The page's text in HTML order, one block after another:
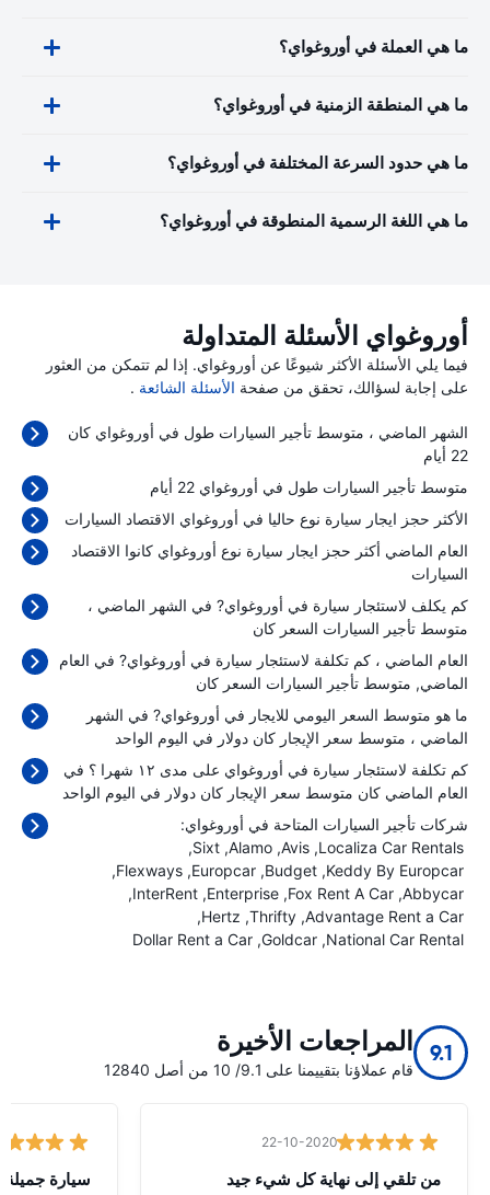
ما هي العملة في أوروغواي؟
ما هي المنطقة الزمنية في أوروغواي؟
ما هي حدود السرعة المختلفة في أوروغواي؟
ما هي اللغة الرسمية المنطوقة في أوروغواي؟
أوروغواي الأسئلة المتداولة
فيما يلي الأسئلة الأكثر شيوعًا عن أوروغواي. إذا لم تتمكن من العثور
على إجابة لسؤالك، تحقق من صفحة الأسئلة الشائعة .
الشهر الماضي ، متوسط تأجير السيارات طول في أوروغواي كان
22 أيام
متوسط تأجير السيارات طول في أوروغواي 22 أيام
الأكثر حجز ايجار سيارة نوع حاليا في أوروغواي الاقتصاد السيارات
العام الماضي أكثر حجز ايجار سيارة نوع أوروغواي كانوا الاقتصاد
السيارات
كم يكلف لاستئجار سيارة في أوروغواي? في الشهر الماضي ،
متوسط تأجير السيارات السعر كان
العام الماضي ، كم تكلفة لاستئجار سيارة في أوروغواي? في العام
الماضي, متوسط تأجير السيارات السعر كان
ما هو متوسط السعر اليومي للايجار في أوروغواي? في الشهر
الماضي ، متوسط سعر الإيجار كان دولار في اليوم الواحد
كم تكلفة لاستئجار سيارة في أوروغواي على مدى ١٢ شهرا ؟ في
العام الماضي كان متوسط سعر الإيجار كان دولار في اليوم الواحد
شركات تأجير السيارات المتاحة في أوروغواي:
Localiza Car Rentals
Avis
Alamo
Sixt
Keddy By Europcar
Budget
Europcar
Flexways
Abbycar
Fox Rent A Car
Enterprise
InterRent
Advantage Rent a Car
Thrifty
Hertz
National Car Rental
Goldcar
Dollar Rent a Car
9.1 المراجعات الأخيرة
قام عملاؤنا بتقييمنا على 9.1/ 10 من أصل 12840
22-10-2020
من تلقي إلى نهاية كل شيء جيد سيارة